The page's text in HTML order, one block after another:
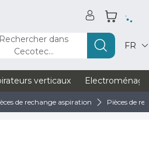
Rechercher dans
Cecotec...
FR
verticaux
de rechange aspiration Pièces de